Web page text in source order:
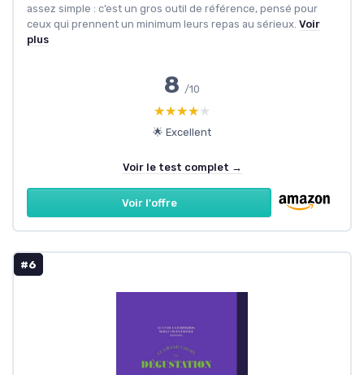
assez simple : c’est un gros outil de référence, pensé pour
ceux qui prennent un minimum leurs repas au sérieux. Voir
plus
8 /10
★★★★★
★★★★★
🌟 Excellent
Voir le test complet →
Voir l'offre
#6